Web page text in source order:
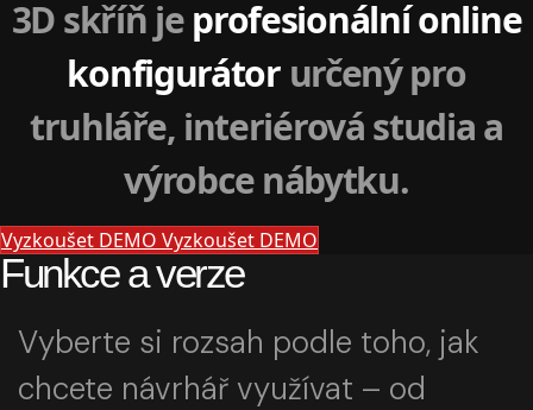
3D skříň jeprofesionální online
konfigurátorurčený pro
truhláře, interiérová studia a
výrobce nábytku.
Vyzkoušet DEMO Vyzkoušet DEMO
Funkce a verze
Vyberte si rozsah podle toho, jak
chcete návrhář využívat – od